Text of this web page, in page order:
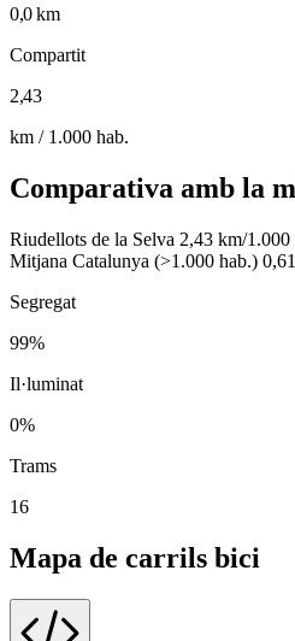
0,0 km
Compartit
2,43
km / 1.000 hab.
Comparativa amb la
Riudellots de la Selva 2,43 km/1.000
Mitjana Catalunya (>1.000 hab.)
Segregat
99%
Il·luminat
0%
Trams
16
Mapa de carrils bici